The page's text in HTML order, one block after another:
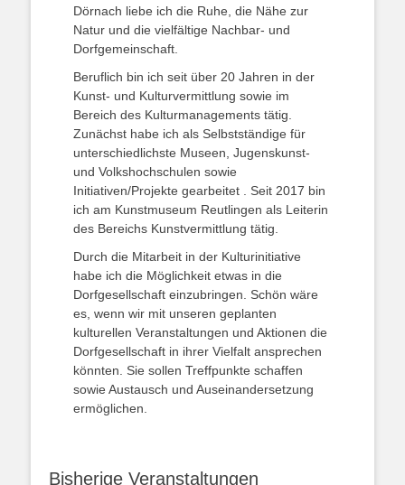
Dörnach liebe ich die Ruhe, die Nähe zur
Natur und die vielfältige Nachbar- und
Dorfgemeinschaft.
Beruflich bin ich seit über 20 Jahren in der
Kunst- und Kulturvermittlung sowie im
Bereich des Kulturmanagements tätig.
Zunächst habe ich als Selbstständige für
unterschiedlichste Museen, Jugenskunst-
und Volkshochschulen sowie
Initiativen/Projekte gearbeitet . Seit 2017 bin
ich am Kunstmuseum Reutlingen als Leiterin
des Bereichs Kunstvermittlung tätig.
Durch die Mitarbeit in der Kulturinitiative
habe ich die Möglichkeit etwas in die
Dorfgesellschaft einzubringen. Schön wäre
es, wenn wir mit unseren geplanten
kulturellen Veranstaltungen und Aktionen die
Dorfgesellschaft in ihrer Vielfalt ansprechen
könnten. Sie sollen Treffpunkte schaffen
sowie Austausch und Auseinandersetzung
ermöglichen.
Bisherige Veranstaltungen